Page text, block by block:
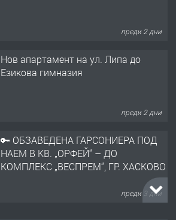
преди 2 дни
Нов апартамент на ул. Липа до
Езикова гимназия
преди 2 дни
🔑 ОБЗАВЕДЕНА ГАРСОНИЕРА ПОД
НАЕМ В КВ. „ОРФЕЙ“ – ДО
КОМПЛЕКС „ВЕСПРЕМ“, ГР. ХАСКОВО
преди 3 дни